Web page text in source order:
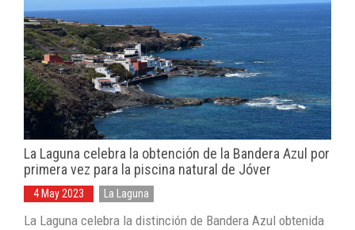
La Laguna celebra la obtención de la Bandera Azul por
primera vez para la piscina natural de Jóver
4 May 2023 La Laguna
La Laguna celebra la distinción de Bandera Azul obtenida